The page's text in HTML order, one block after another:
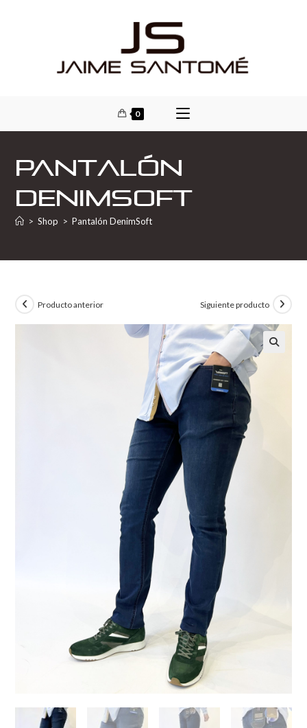
0
Pantalón
DenimSoft
> Shop > Pantalón DenimSoft
Producto anterior Siguiente producto